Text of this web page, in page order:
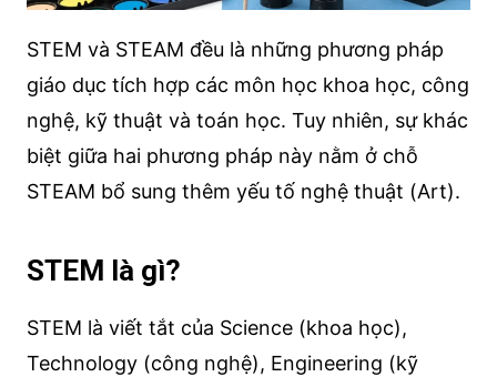
STEM và STEAM đều là những phương pháp
giáo dục tích hợp các môn học khoa học, công
nghệ, kỹ thuật và toán học. Tuy nhiên, sự khác
biệt giữa hai phương pháp này nằm ở chỗ
STEAM bổ sung thêm yếu tố nghệ thuật (Art).
STEM là gì?
STEM là viết tắt của Science (khoa học),
Technology (công nghệ), Engineering (kỹ